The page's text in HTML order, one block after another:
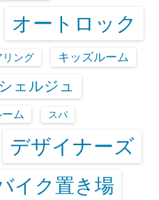
オートロック
リング キッズルーム
ェルジュ
ム スパ
デザイナーズ
イク置き場